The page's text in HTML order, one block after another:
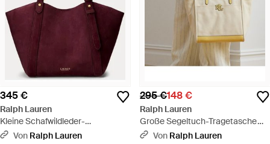
345 €
Ralph Lauren
Kleine Schafwildleder-
Tragetasche Tasha - Lila
Von Ralph Lauren
295 €148 €
Ralph Lauren
Große Segeltuch-Tragetasche
Cameryn - Braun
Von Ralph Lauren